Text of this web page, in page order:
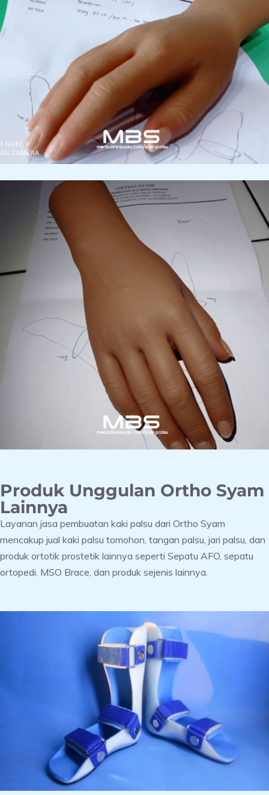
Produk Unggulan Ortho Syam
Lainnya
Layanan jasa pembuatan kaki palsu dari Ortho Syam
mencakup jual kaki palsu tomohon, tangan palsu, jari palsu, dan
produk ortotik prostetik lainnya seperti Sepatu AFO, sepatu
ortopedi, MSO Brace, dan produk sejenis lainnya.